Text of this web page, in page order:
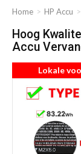
Home HP Accu
Hoog
Accu
Lokale